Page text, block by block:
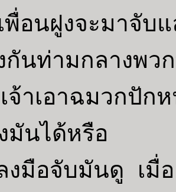
พื่อนฝูงจะมาจับ
กันท่ามกลางพว
จ้าเอาฉมวกปัก
มันได้หรือ
งมือจับมันดู เมื่